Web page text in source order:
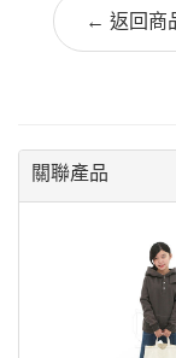
← 返回商
關聯產品